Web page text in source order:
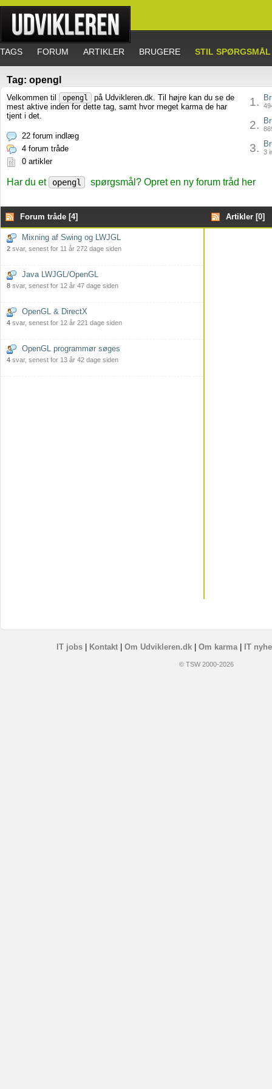
TAGS FORUM ARTIKLER BRUGERE STIL SPØRGSMÅL
Tag: opengl
Velkommen til opengl
på Udvikleren.dk. Til højre kan du se de
mest aktive inden for dette tag, samt hvor meget karma de har
tjent i det.
22 forum indlæg
4 forum tråde
0 artikler
1.
2.
3. 3
Har du et opengl spørgsmål? Opret en ny forum tråd her
Forum tråde [4] Artikler [0]
Mixning af Swing og LWJGL
2 svar, senest for 11 år 272 dage siden
Java LWJGL/OpenGL
8 svar, senest for 12 år 47 dage siden
OpenGL & DirectX
4 svar, senest for 12 år 221 dage siden
OpenGL programmør søges
4 svar, senest for 13 år 42 dage siden
IT jobs| Kontakt| Om Udvikleren.dk| Om karma| IT
© TSW 2000-2026